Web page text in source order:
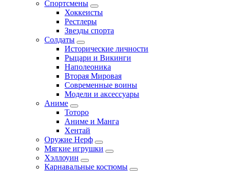
Спортсмены
Хоккеисты
Рестлеры
Звезды спорта
Солдаты
Исторические личности
Рыцари и Викинги
Наполеоника
Вторая Мировая
Современные воины
Модели и аксессуары
Аниме
Тоторо
Аниме и Манга
Хентай
Оружие Нерф
Мягкие игрушки
Хэллоуин
Карнавальные костюмы